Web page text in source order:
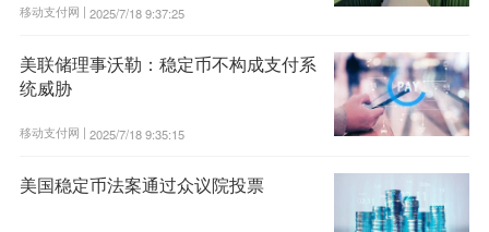
移动支付网 | 2025/7/18 9:37:25
美联储理事沃勒：稳定币不构成支付系
统威胁
移动支付网 | 2025/7/18 9:35:15
美国稳定币法案通过众议院投票